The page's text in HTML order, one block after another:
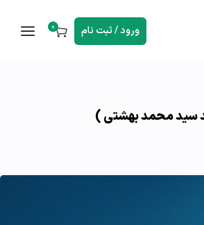
ورود / ثبت نام 0
سید محمد بهشتی )